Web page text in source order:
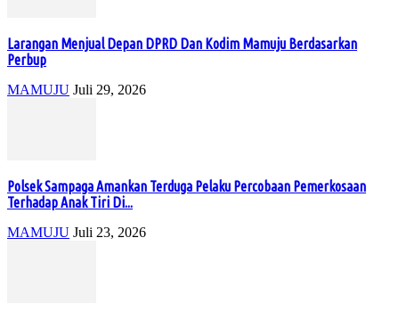
Larangan Menjual Depan DPRD Dan Kodim Mamuju Berdasarkan
Perbup
MAMUJU Juli 29, 2026
Polsek Sampaga Amankan Terduga Pelaku Percobaan Pemerkosaan
Terhadap Anak Tiri Di...
MAMUJU Juli 23, 2026